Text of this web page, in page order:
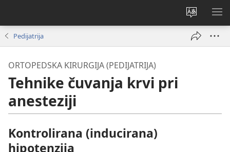
Promijeni
jezik
Pedijatrija
ORTOPEDSKA KIRURGIJA (PEDIJATRIJA)
Tehnike čuvanja krvi pri
anesteziji
Kontrolirana (inducirana)
hipotenzija